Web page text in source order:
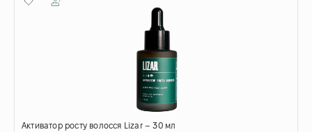
Активатор росту волосся Lizar – 30 мл